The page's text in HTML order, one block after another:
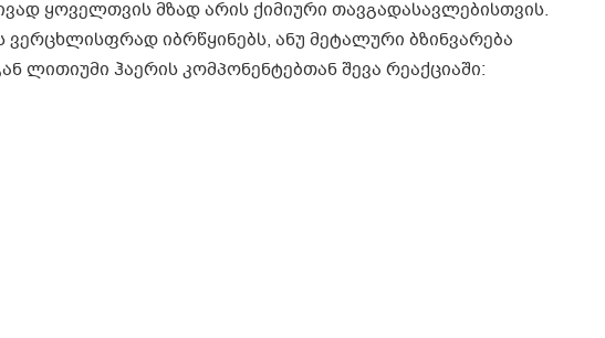
ყოველთვის მზად არის ქიმიური თავგადასავლებისთვის.
იბრწყინებს, ანუ მეტალური ბზინვარება
ლითიუმი ჰაერის კომპონენტებთან შევა რეაქციაში: